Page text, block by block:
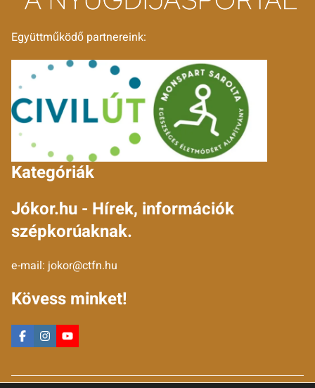
Együttműködő partnereink:
Kategóriák
Jókor.hu - Hírek, információk
szépkorúaknak.
e-mail: jokor@ctfn.hu
Kövess minket!